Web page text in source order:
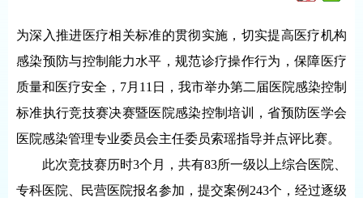
为深入推进医疗相关标准的贯彻实施，切实提高医疗机构
感染预防与控制能力水平，规范诊疗操作行为，保障医疗
质量和医疗安全，7月11日，我市举办第二届医院感染控制
标准执行竞技赛决赛暨医院感染控制培训，省预防医学会
医院感染管理专业委员会主任委员索瑶指导并点评比赛。
此次竞技赛历时3个月，共有83所一级以上综合医院、
专科医院、民营医院报名参加，提交案例243个，经过逐级